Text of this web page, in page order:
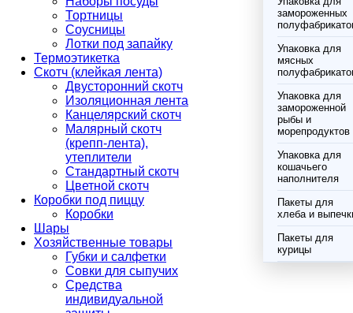
Тортницы
Соусницы
Лотки под запайку
Термоэтикетка
Скотч (клейкая лента)
Двусторонний скотч
Изоляционная лента
Канцелярский скотч
Малярный скотч
(крепп-лента),
утеплители
Стандартный скотч
Цветной скотч
Коробки под пиццу
Коробки
Шары
Хозяйственные товары
Губки и салфетки
Совки для сыпучих
Средства
индивидуальной
замороженных
Упаковка для
мясных
Упаковка для
замороженной
рыбы и
морепродуктов
Упаковка для
кошачьего
наполнителя
Пакеты для
хлеба и
Пакеты для
курицы